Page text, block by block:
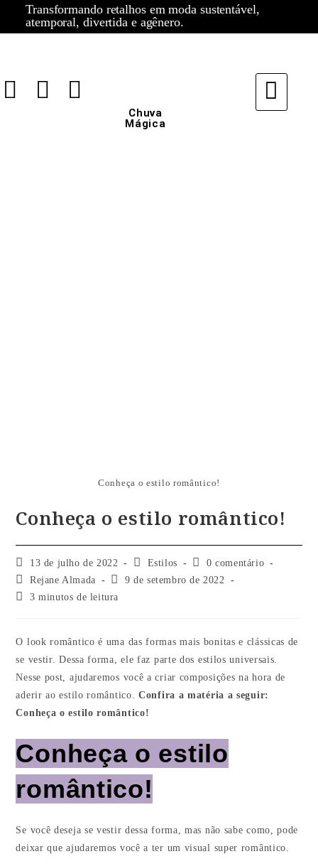
Transformando retalhos em moda sustentável,
atemporal, divertida e agênero.
Chuva
Mágica
Conheça o estilo romântico!
Conheça o estilo romântico!
13 de julho de 2022 Estilos
0 comentário
Rejane Almada
9 de setembro de 2022
3 minutos de leitura
O look romântico é uma das formas mais bonitas e clássicas de
se vestir. Dessa forma, ele faz parte dos estilos universais.
Nesse post, ajudaremos você a criar composições na hora de
aderir ao estilo romântico.Confira a matéria a seguir:
Conheça o estilo romântico!
Conheça o estilo
romântico!
Se você deseja se vestir dessa forma, mas não sabe como, pode
deixar que ajudaremos você a ter um visual super romântico.